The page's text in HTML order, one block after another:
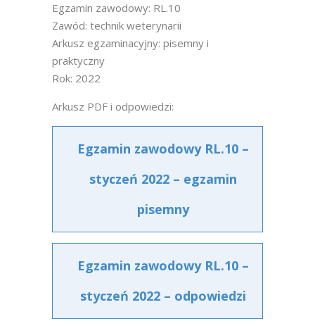
Egzamin zawodowy: RL.10
Zawód: technik weterynarii
Arkusz egzaminacyjny: pisemny i
praktyczny
Rok: 2022
Arkusz PDF i odpowiedzi:
Egzamin zawodowy RL.10 –
styczeń 2022 – egzamin
pisemny
Egzamin zawodowy RL.10 –
styczeń 2022 – odpowiedzi